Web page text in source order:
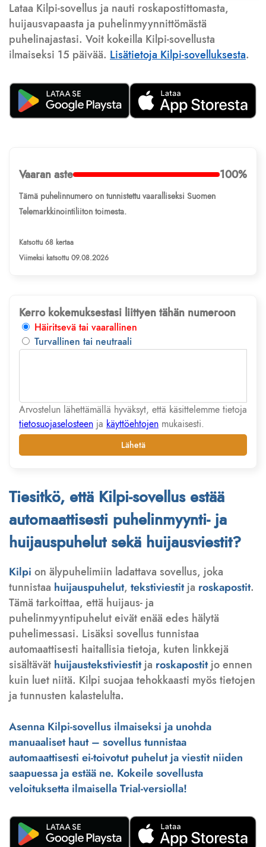
Lataa Kilpi-sovellus ja nauti roskapostittomasta,
huijausvapaasta ja puhelinmyynnittömästä
puhelinajastasi. Voit kokeilla Kilpi-sovellusta
ilmaiseksi 15 päivää. Lisätietoja Kilpi-sovelluksesta.
Vaaran aste 100%
Tämä puhelinnumero on tunnistettu vaaralliseksi Suomen
Telemarkkinointiliiton toimesta.
Katsottu 68 kertaa
Viimeksi katsottu 09.08.2026
Kerro kokemuksestasi liittyen tähän numeroon
Häiritsevä tai vaarallinen
Turvallinen tai neutraali
Arvostelun lähettämällä hyväksyt, että käsittelemme tietoja
tietosuojaselosteen ja käyttöehtojen mukaisesti.
Lähetä
Tiesitkö, että Kilpi-sovellus estää
automaattisesti puhelinmyynti- ja
huijauspuhelut sekä huijausviestit?
Kilpi on älypuhelimiin ladattava sovellus, joka
tunnistaa huijauspuhelut, tekstiviestitja roskapostit.
Tämä tarkoittaa, että huijaus- ja
puhelinmyyntipuhelut eivät enää edes hälytä
puhelimessasi. Lisäksi sovellus tunnistaa
automaattisesti haitallisia tietoja, kuten linkkejä
sisältävät huijaustekstiviestitja roskapostitjo ennen
kuin luet niitä. Kilpi suojaa tehokkaasti myös tietojen
ja tunnusten kalastelulta.
Asenna Kilpi-sovellus ilmaiseksi ja unohda
manuaaliset haut – sovellus tunnistaa
automaattisesti ei-toivotut puhelut ja viestit niiden
saapuessa ja estää ne. Kokeile sovellusta
veloituksetta ilmaisella Trial-versiolla!